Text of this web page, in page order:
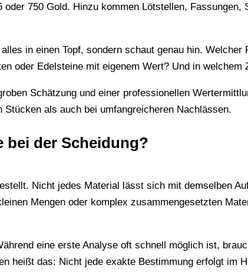
750 Gold. Hinzu kommen Lötstellen, Fassungen,
in einen Topf, sondern schaut genau hin. Welcher
oder Edelsteine mit eigenem Wert? Und in welchem
Schätzung und einer professionellen
als auch bei umfangreicheren Nachlässen.
bei der Scheidung?
Nicht jedes Material lässt sich mit demselben
Mengen oder komplex zusammengesetzten
eine erste Analyse oft schnell möglich ist,
heißt das: Nicht jede exakte Bestimmung erfolgt im